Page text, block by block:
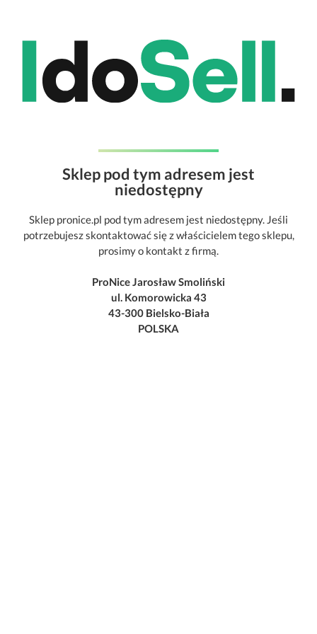
Sklep pod tym adresem jest
niedostępny
Sklep pronice.pl pod tym adresem jest niedostępny. Jeśli
potrzebujesz skontaktować się z właścicielem tego sklepu,
prosimy o kontakt z firmą.
ProNice Jarosław Smoliński
ul. Komorowicka 43
43-300 Bielsko-Biała
POLSKA